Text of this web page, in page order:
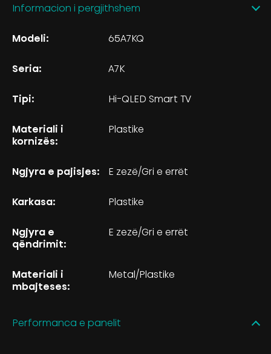
Informacion i pergjithshem
Modeli: 65A7KQ
Seria: A7K
Tipi: Hi-QLED Smart TV
Materiali i
kornizës:
Plastike
Ngjyra e pajisjes: E zezë/Gri e errët
Karkasa: Plastike
Ngjyra e
qëndrimit:
E zezë/Gri e errët
Materiali i
mbajteses:
Metal/Plastike
Performanca e panelit